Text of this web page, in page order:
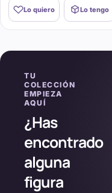
Lo quiero Lo tengo
TU
COLECCIÓN
EMPIEZA
AQUÍ
¿Has
encontrado
alguna
figura